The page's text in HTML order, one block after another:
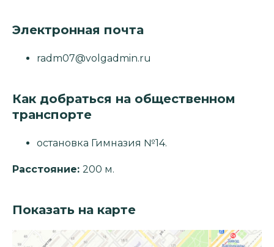
Электронная почта
radm07@volgadmin.ru
Как добраться на общественном
транспорте
остановка Гимназия №14.
Расстояние: 200 м.
Показать на карте